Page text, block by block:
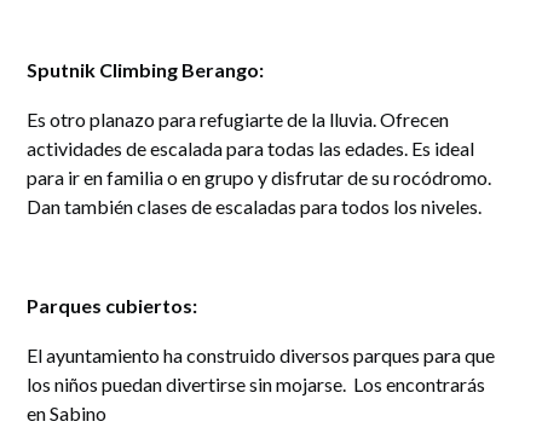
Sputnik Climbing Berango:
Es otro planazo para refugiarte de la lluvia. Ofrecen
actividades de escalada para todas las edades. Es ideal
para ir en familia o en grupo y disfrutar de su rocódromo.
Dan también clases de escaladas para todos los niveles.
Parques cubiertos:
El ayuntamiento ha construido diversos parques para que
los niños puedan divertirse sin mojarse. Los encontrarás
en Sabino